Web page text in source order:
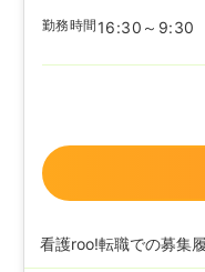
勤務時間 16:30～9:30
看護roo!転職での募集